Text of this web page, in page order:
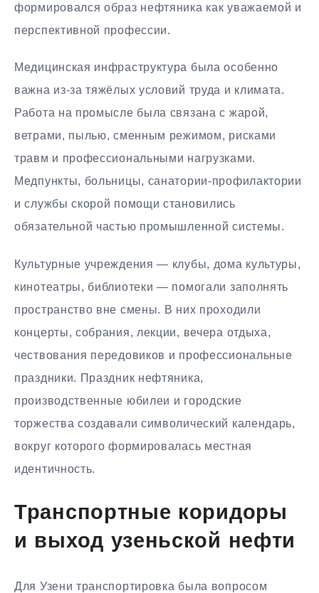
формировался образ нефтяника как уважаемой и
перспективной профессии.
Медицинская инфраструктура была особенно
важна из-за тяжёлых условий труда и климата.
Работа на промысле была связана с жарой,
ветрами, пылью, сменным режимом, рисками
травм и профессиональными нагрузками.
Медпункты, больницы, санатории-профилактории
и службы скорой помощи становились
обязательной частью промышленной системы.
Культурные учреждения — клубы, дома культуры,
кинотеатры, библиотеки — помогали заполнять
пространство вне смены. В них проходили
концерты, собрания, лекции, вечера отдыха,
чествования передовиков и профессиональные
праздники. Праздник нефтяника,
производственные юбилеи и городские
торжества создавали символический календарь,
вокруг которого формировалась местная
идентичность.
Транспортные коридоры
и выход узеньской нефти
Для Узени транспортировка была вопросом